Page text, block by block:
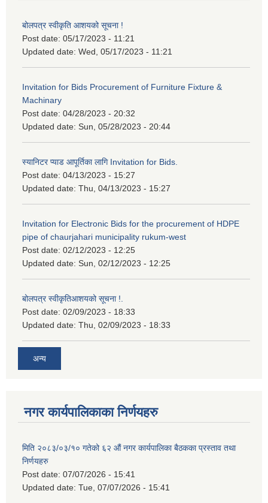
बोलपत्र स्वीकृति आशयको सूचना !
Post date: 05/17/2023 - 11:21
Updated date: Wed, 05/17/2023 - 11:21
Invitation for Bids Procurement of Furniture Fixture &
Machinary
Post date: 04/28/2023 - 20:32
Updated date: Sun, 05/28/2023 - 20:44
स्यानिटर प्याड आपूर्तिका लागि Invitation for Bids.
Post date: 04/13/2023 - 15:27
Updated date: Thu, 04/13/2023 - 15:27
Invitation for Electronic Bids for the procurement of HDPE
pipe of chaurjahari municipality rukum-west
Post date: 02/12/2023 - 12:25
Updated date: Sun, 02/12/2023 - 12:25
बोलपत्र स्वीकृतिआशयको सूचना !.
Post date: 02/09/2023 - 18:33
Updated date: Thu, 02/09/2023 - 18:33
अन्य
नगर कार्यपालिकाका निर्णयहरु
मिति २०८३/०३/१० गतेको ६२ औं नगर कार्यपालिका बैठकका प्रस्ताव तथा
निर्णयहरु
Post date: 07/07/2026 - 15:41
Updated date: Tue, 07/07/2026 - 15:41